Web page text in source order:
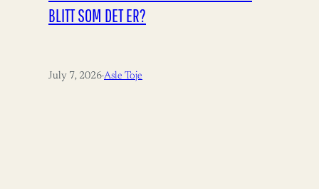
BLITT SOM DET ER?
July 7, 2026·Asle Toje